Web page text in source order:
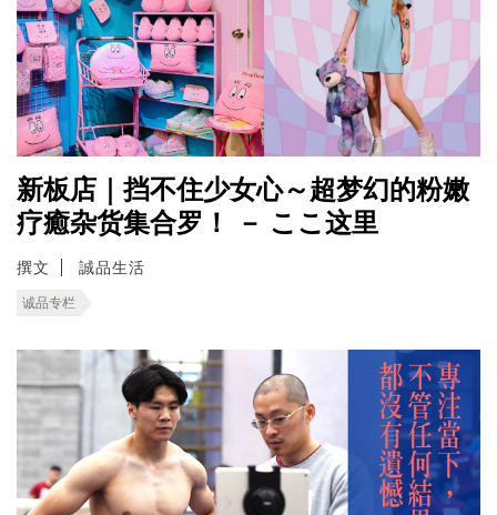
新板店｜挡不住少女心～超梦幻的粉嫩
疗癒杂货集合罗！ － ここ这里
撰文 誠品生活
诚品专栏